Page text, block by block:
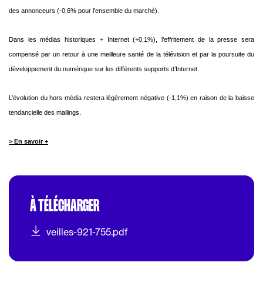
des annonceurs (-0,6% pour l’ensemble du marché).
Dans les médias historiques + Internet (+0,1%), l’effritement de la presse sera
compensé par unretour à une meilleure santé de la télévision et par la poursuite du
développement du numérique sur les différents supports d’Internet.
L’évolution du hors média restera légèrement négative (-1,1%) en raison de la baisse
tendancielle des mailings.
> En savoir +
À TÉLÉCHARGER
veilles-921-755.pdf